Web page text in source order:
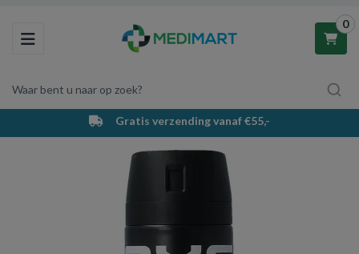
Toggle navigation
Waar bent u naar op zoek?
0
Winkelwagen
Uw winkelwagen is leeg.
Vul hem met producten.
Gratis verzending vanaf €55,-